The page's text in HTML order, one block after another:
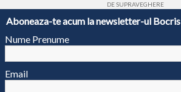
Aboneaza-te acum la newsletter-ul Bocris
Nume Prenume
Email
DE SUPRAVEGHERE